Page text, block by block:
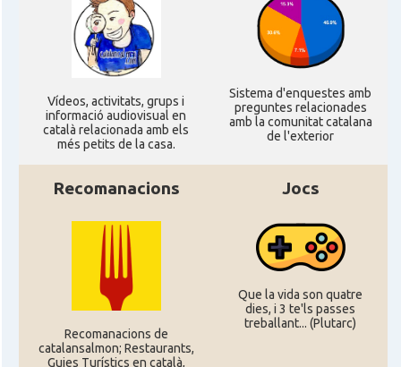
CAMON Catalans a Leeds - Uk
CAMON Catalans a LEICESTER
CAMON Catalans a Lincoln
CAMON Catalans a LIVERPOOL
CAMON CATALANS A LONDON - Londres
CAMON CATALANS A MANCHESTER
Catalans a MILTON KEYNES
Ví­deos, activitats, grups i
informació audiovisual en
català relacionada amb els
més petits de la casa.
Sistema d'enquestes amb
preguntes relacionades
amb la comunitat catalana
de l'exterior
Recomanacions
Recomanacions de
catalansalmon; Restaurants,
Guies Turístics en català,
Jocs
Que la vida son quatre
dies, i 3 te'ls passes
treballant... (Plutarc)